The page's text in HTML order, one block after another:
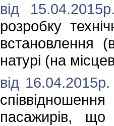
від
розробку
встановлення
натурі (на
від
пасажирів, що